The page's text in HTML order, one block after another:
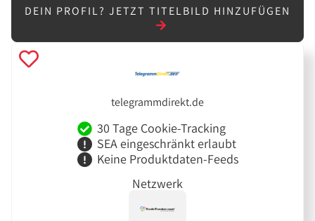
DEIN PROFIL? JETZT TITELBILD HINZUFÜGEN
telegrammdirekt.de
30 Tage Cookie-Tracking
SEA eingeschränkt erlaubt
Keine Produktdaten-Feeds
Netzwerk